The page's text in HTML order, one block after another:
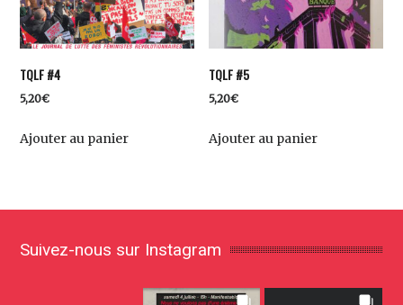
TQLF #4
5,20€
Ajouter au panier
TQLF #5
5,20€
Ajouter au panier
Suivez-nous sur Instagram